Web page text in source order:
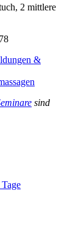
2 mittlere
&
sind